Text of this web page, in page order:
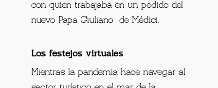
con quien trabajaba en un pedido del
nuevo Papa Giuliano de Médici.
Los festejos virtuales
Mientras la pandemia hace navegar al